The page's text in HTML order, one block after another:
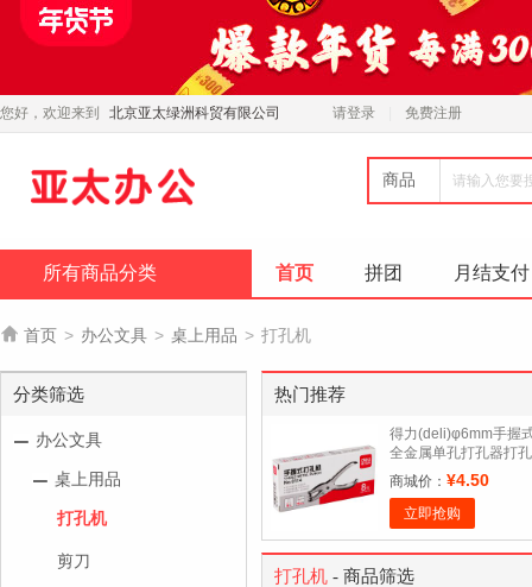
您好，欢迎来到 北京亚太绿洲科贸有限公司 请登录 免费注册
商品
所有商品分类 首页 拼团 月结支付
 首页 > 办公文具 > 桌上用品 > 打孔机
分类筛选
办公文具
桌上用品
打孔机
剪刀
热门推荐
得力(deli)φ6mm手握
全金属单孔打孔器打孔
机银色 0114
商城价： ¥4.50
立即抢购
打孔机 - 商品筛选